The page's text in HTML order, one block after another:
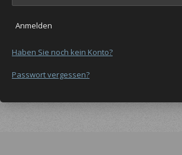
Anmelden
Haben Sie noch kein Konto?
Passwort vergessen?